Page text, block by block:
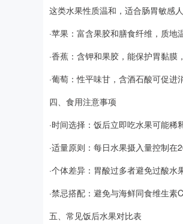
这类水果性质温和，适合肠胃敏感
·苹果：富含果胶和膳食纤维，质地
·香蕉：含钾和果胶，能保护胃黏膜
·葡萄：性平味甘，含酒石酸可促进
四、食用注意事项
·时间选择：饭后立即吃水果可能稀
·适量原则：每日水果摄入量控制在
·个体差异：胃酸过多者避免过酸水
·禁忌搭配：避免与海鲜同食维生素
五、常见饭后水果对比表